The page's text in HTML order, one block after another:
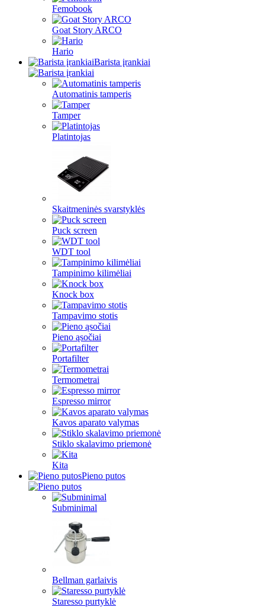
Femobook
Goat Story ARCO
Hario
Barista įrankiai
Automatinis tamperis
Tamper
Platintojas
Skaitmeninės svarstyklės
Puck screen
WDT tool
Tampinimo kilimėliai
Knock box
Tampavimo stotis
Pieno ąsočiai
Portafilter
Termometrai
Espresso mirror
Kavos aparato valymas
Stiklo skalavimo priemonė
Kita
Pieno putos
Subminimal
Bellman garlaivis
Staresso purtyklė